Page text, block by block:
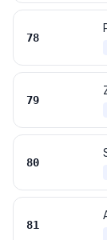
78
79
80
81